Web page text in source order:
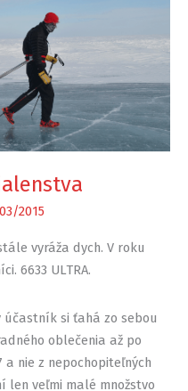
2015
vyráža dych. V roku
6633 ULTRA.
si ťahá zo sebou
oblečenia až po
nie z nepochopiteľných
len veľmi malé množstvo